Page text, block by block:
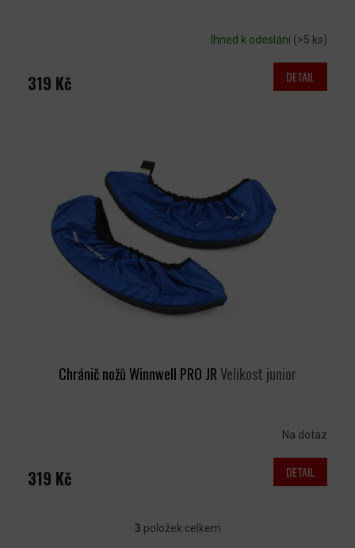
Ihned k odeslání (>5 ks)
319 Kč DETAIL
Chránič nožů Winnwell PRO JR Velikost junior
Na dotaz
319 Kč DETAIL
3 položek celkem